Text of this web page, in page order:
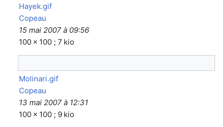
Hayek.gif
Copeau
15 mai 2007 à 09:56
100 × 100 ; 7 kio
Molinari.gif
Copeau
13 mai 2007 à 12:31
100 × 100 ; 9 kio